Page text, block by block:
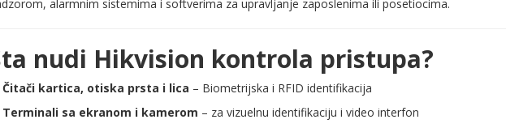
alarmnim sistemima i softverima za upravljanje zaposlenima ili posetiocima.
nudi Hikvision kontrola pristupa?
Čitači kartica, otiska prsta i lica – Biometrijska i RFID identifikacija
Terminali sa ekranom i kamerom – za vizuelnu identifikaciju i video interfon